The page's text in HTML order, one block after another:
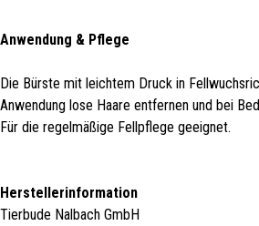
Anwendung & Pflege
Die Bürste mit leichtem Druck in
Anwendung lose Haare entfernen und bei
Für die regelmäßige Fellpflege geeignet.
Herstellerinformation
Tierbude Nalbach GmbH